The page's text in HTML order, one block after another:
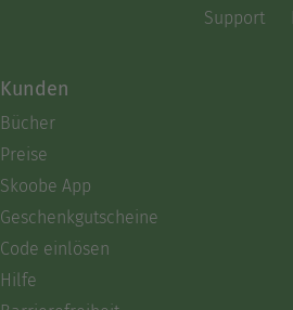
Support
Kunden
Bücher
Preise
Skoobe App
Geschenkgutscheine
Code einlösen
Hilfe